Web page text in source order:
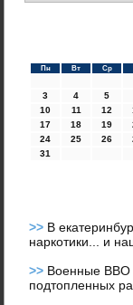
Пн Вт Ср
3
4 5
10
11 12
17
18 19
24
25 26
31
>> В
наркотики... и
>> Военные ВВО
подтопленных